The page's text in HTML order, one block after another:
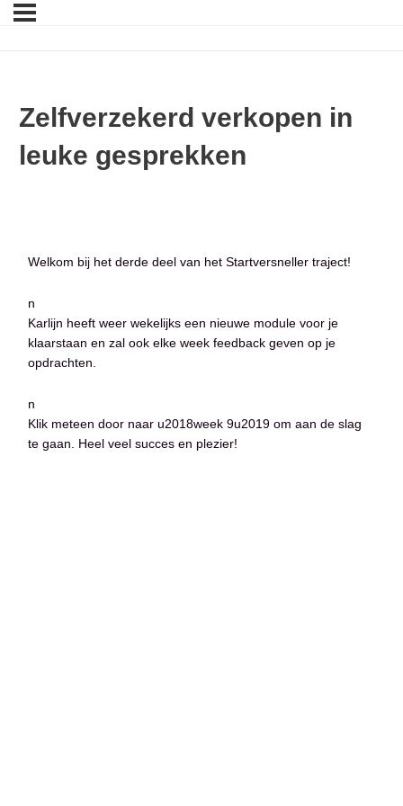
Zelfverzekerd verkopen in
leuke gesprekken
Welkom bij het derde deel van het Startversneller traject!
n
Karlijn heeft weer wekelijks een nieuwe module voor je
klaarstaan en zal ook elke week feedback geven op je
opdrachten.
n
Klik meteen door naar u2018week 9u2019 om aan de slag
te gaan. Heel veel succes en plezier!